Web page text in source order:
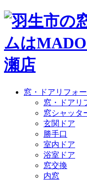
窓・ドアリフォ
窓・ドアリ
窓シャッタ
玄関ドア
勝手口
室内ドア
浴室ドア
窓交換
内窓